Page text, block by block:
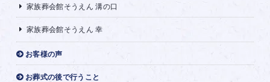
家族葬会館そうえん 溝の口
家族葬会館そうえん 幸
お客様の声
お葬式の後で行うこと